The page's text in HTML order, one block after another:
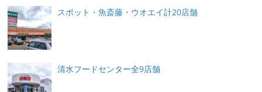
スポット・魚斎藤・ウオエイ計20店舗
清水フードセンター全9店舗